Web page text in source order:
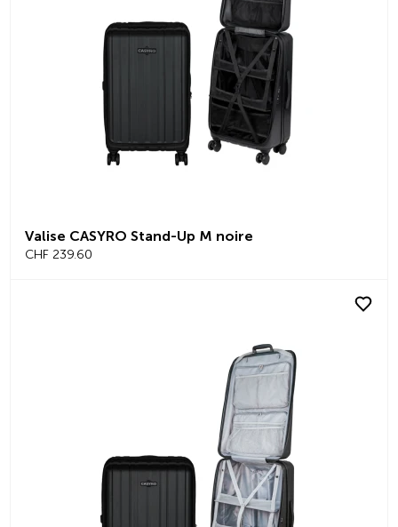
Valise CASYRO Stand-Up M noire
CHF 239.60